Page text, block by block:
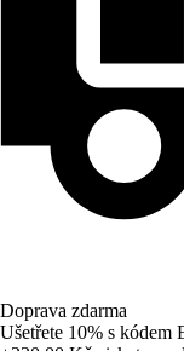
Doprava zdarma
Ušetřete 10% s kódem